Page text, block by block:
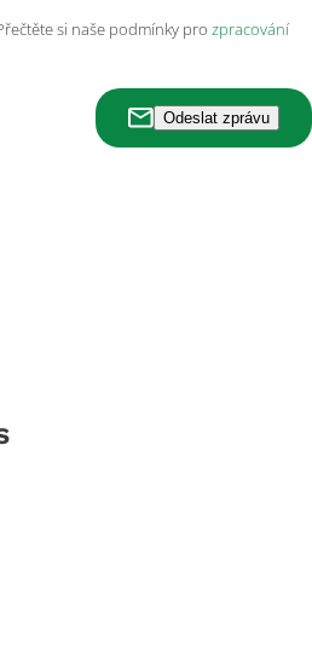
si naše podmínky pro zpracování